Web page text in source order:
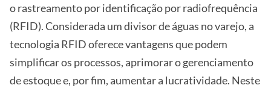
o rastreamento por identificação por radiofrequência
(RFID). Considerada um divisor de águas no varejo, a
tecnologia RFID oferece vantagens que podem
simplificar os processos, aprimorar o gerenciamento
de estoque e, por fim, aumentar a lucratividade. Neste